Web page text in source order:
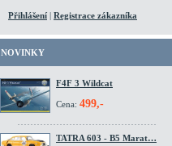
Přihlášení | Registrace zákazníka
NOVINKY
F4F 3 Wildcat
Cena: 499,-
TATRA 603 - B5 Marat…